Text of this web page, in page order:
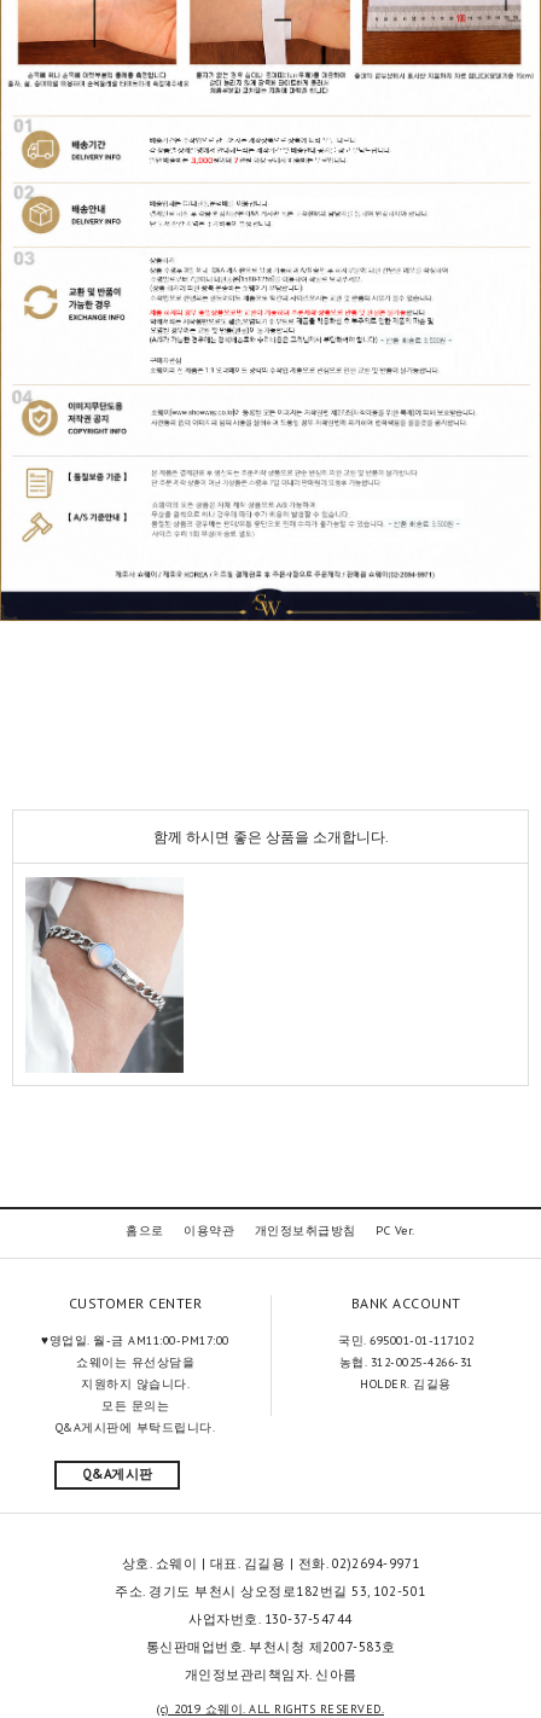
함께 하시면 좋은 상품을 소개합니다.
홈으로 이용약관 개인정보취급방침 PC Ver.
CUSTOMER CENTER
♥영업일. 월-금 AM11:00-PM17:00
쇼웨이는 유선상담을
지원하지 않습니다.
모든 문의는
Q&A게시판에 부탁드립니다.
Q&A게시판
BANK ACCOUNT
국민. 695001-01-117102
농협. 312-0025-4266-31
HOLDER. 김길용
상호. 쇼웨이 | 대표. 김길용 | 전화. 02)2694-9971
주소. 경기도 부천시 상오정로182번길 53, 102-501
사업자번호. 130-37-54744
통신판매업번호. 부천시청 제2007-583호
개인정보관리책임자. 신아름
(c) 2019 쇼웨이. ALL RIGHTS RESERVED.